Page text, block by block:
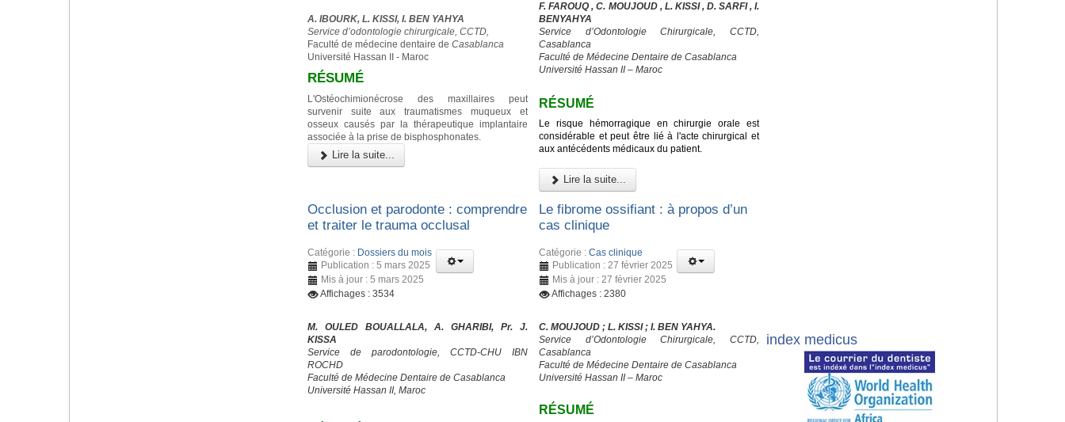
A. IBOURK, L. KISSI, I. BEN YAHYA
Service d’odontologie chirurgicale, CCTD,
Faculté de médecine dentaire de Casablanca
Université Hassan II - Maroc
RÉSUMÉ
L'Ostéochimionécrose des maxillaires peut
survenir suite aux traumatismes muqueux et
osseux causés par la thérapeutique implantaire
associée à la prise de bisphosphonates.
Lire la suite...
F. FAROUQ , C. MOUJOUD , L. KISSI , D. SARFI , I.
BENYAHYA
Service d’Odontologie Chirurgicale, CCTD,
Casablanca
Faculté de Médecine Dentaire de Casablanca
Université Hassan II – Maroc
RÉSUMÉ
Le risque hémorragique en chirurgie orale est
considérable et peut être lié à l'acte chirurgical et
aux antécédents médicaux du patient.
Lire la suite...
Occlusion et parodonte : comprendre
et traiter le trauma occlusal
Catégorie : Dossiers du mois
Publication : 5 mars 2025
Mis à jour : 5 mars 2025
Affichages : 3534
M. OULED BOUALLALA, A. GHARIBI, Pr. J.
KISSA
Service de parodontologie, CCTD-CHU IBN
ROCHD
Faculté de Médecine Dentaire de Casablanca
Université Hassan II, Maroc
Le fibrome ossifiant : à propos d’un
cas clinique
Catégorie :Cas clinique
Publication : 27 février 2025
Mis à jour : 27 février 2025
Affichages : 2380
C. MOUJOUD ; L. KISSI ; I. BEN YAHYA.
Service d’Odontologie Chirurgicale, CCTD,
Casablanca
Faculté de Médecine Dentaire de Casablanca
Université Hassan II – Maroc
RÉSUMÉ
index medicus